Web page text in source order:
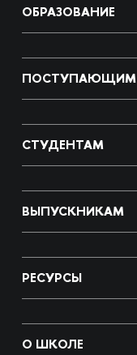
ОБРАЗОВАНИЕ
ПОСТУПАЮЩИМ
СТУДЕНТАМ
ВЫПУСКНИКАМ
РЕСУРСЫ
О ШКОЛЕ